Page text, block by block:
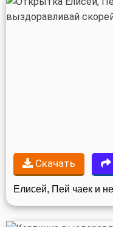
Скачать
Елисей, Пей чаек и